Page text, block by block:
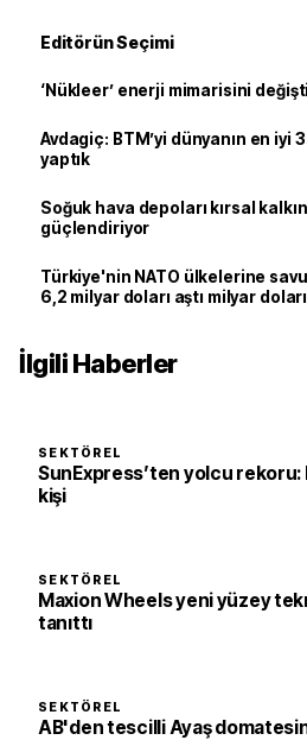
Editörün Seçimi
‘Nükleer’ enerji mimarisini
Avdagiç: BTM’yi dünyanın en iyi
yaptık
Soğuk hava depoları kırsal
güçlendiriyor
Türkiye'nin NATO ülkelerine
6,2 milyar doları aştı milyar
İlgili Haberler
SEKTÖREL
SunExpress’ten yolcu rekoru:
kişi
SEKTÖREL
Maxion Wheels yeni yüzey
tanıttı
SEKTÖREL
AB'den tescilli Ayaş